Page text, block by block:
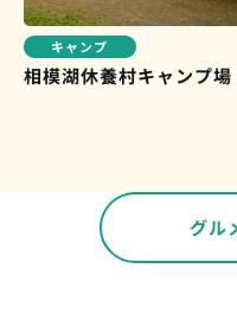
キャンプ
相模湖休養村キャンプ場
グル